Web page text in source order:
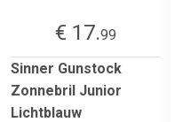
€ 17.99
Sinner Gunstock
Zonnebril Junior
Lichtblauw